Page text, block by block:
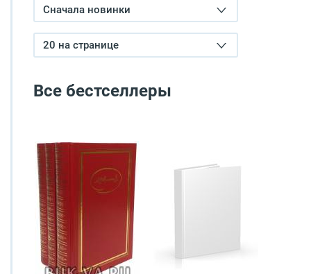
Сначала новинки
20 на странице
Все бестселлеры